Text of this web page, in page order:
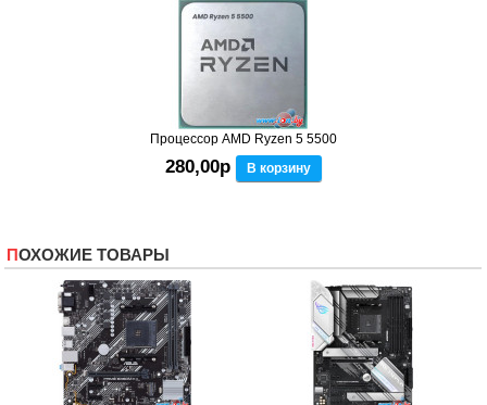
Процессор AMD Ryzen 5 5500
280,00р В корзину
ПОХОЖИЕ ТОВАРЫ